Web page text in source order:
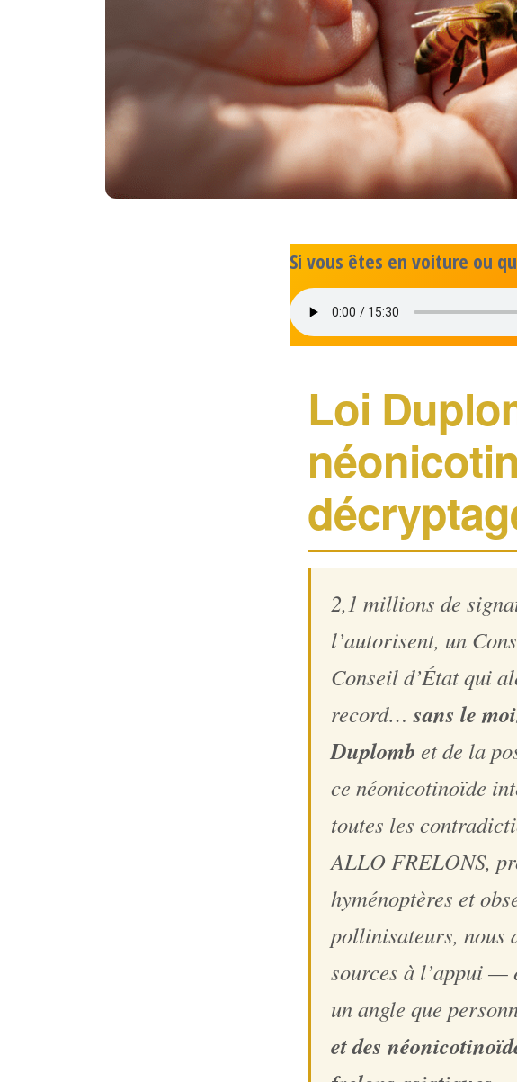
Si vous êtes en voiture ou
Loi
2,1 millions de
l’autorisent, un
Conseil d’État qui
record…sans le
Duplomb et de la
ce néonicotinoïde
toutes les
ALLO FRELONS,
hyménoptères et
pollinisateurs, nous
sources à l’appui —
un angle que
et des